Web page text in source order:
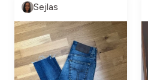
Sejlas